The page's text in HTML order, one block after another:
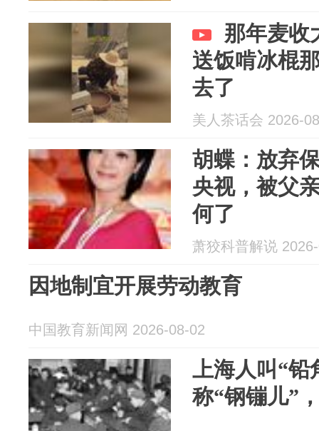
那年麦收
送饭啃冰棍
去了
美人茶话会 2026-
胡蝶：放弃
央视，被父
何了
萧狡科普解说
因地制宜开展劳动教育
中国教育新闻网 2026-08-02
上海人叫“铅
称“钢镚儿”